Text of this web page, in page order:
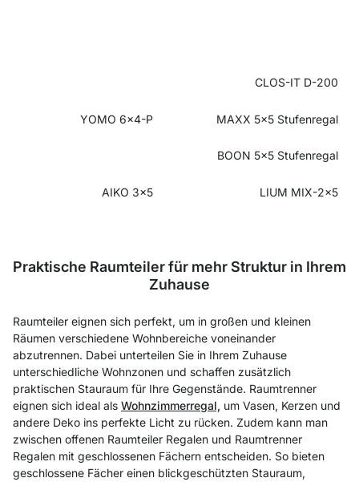
CLOS-IT D-200
YOMO 6x4-P MAXX 5x5 Stufenregal
BOON 5x5 Stufenregal
AIKO 3x5 LIUM MIX-2x5
Praktische Raumteiler für mehr Struktur in Ihrem
Zuhause
Raumteiler eignen sich perfekt, um in großen und kleinen
Räumen verschiedene Wohnbereiche voneinander
abzutrennen. Dabei unterteilen Sie in Ihrem Zuhause
unterschiedliche Wohnzonen und schaffen zusätzlich
praktischen Stauraum für Ihre Gegenstände. Raumtrenner
eignen sich ideal als Wohnzimmerregal, um Vasen, Kerzen und
andere Deko ins perfekte Licht zu rücken. Zudem kann man
zwischen offenen Raumteiler Regalen und Raumtrenner
Regalen mit geschlossenen Fächern entscheiden. So bieten
geschlossene Fächer einen blickgeschützten Stauraum,